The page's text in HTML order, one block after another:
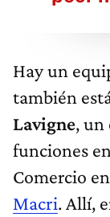
Hay un
también
Lavigne, un
funciones
Comercio
Macri. Allí,